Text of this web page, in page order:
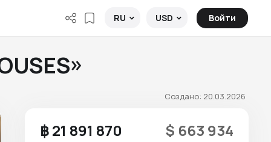
RU USD Войти
Создано: 20.03.2026
฿ 21 891 870 $ 663 934